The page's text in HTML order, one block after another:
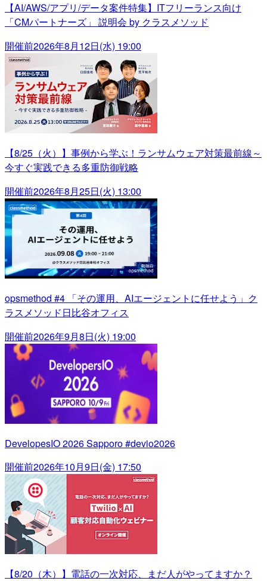
【AI/AWS/アプリ/データ案件特集】ITフリーランス向け
「CMパートナーズ」 説明会 by クラスメソッド
開催前2026年8月12日(水) 19:00
【8/25（火）】事例から学ぶ！ランサムウェア対策最前線～
今すぐ実践できる多重防御戦略
開催前2026年8月25日(火) 13:00
opsmethod #4 「その運用、AIエージェントに任せよう」ク
ラスメソッド日比谷オフィス
開催前2026年9月8日(火) 19:00
DevelopesIO 2026 Sapporo #devio2026
開催前2026年10月9日(金) 17:50
【8/20（木）】電話の一次対応、まだ人がやってますか？